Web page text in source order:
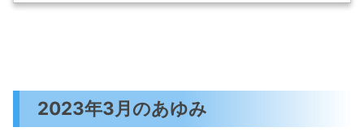
2023年3月のあゆみ